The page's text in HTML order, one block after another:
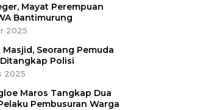
Mayat Perempuan
Bantimurung
2025
Seorang Pemuda
Polisi
2025
Maros Tangkap Dua
Pembusuran Warga